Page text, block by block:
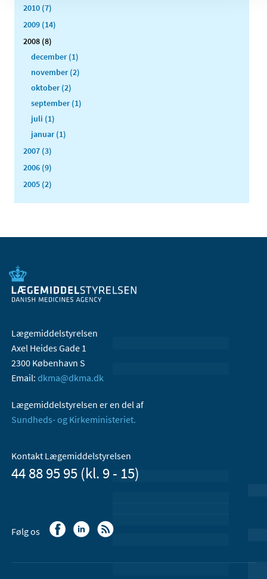
2010 (7)
2009 (14)
2008 (8)
december (1)
november (2)
oktober (2)
september (1)
juli (1)
januar (1)
2007 (3)
2006 (9)
2005 (2)
Lægemiddelstyrelsen
Axel Heides Gade 1
2300 København S
Email: dkma@dkma.dk
Lægemiddelstyrelsen er en del af
Sundheds- og Kirkeministeriet.
Kontakt Lægemiddelstyrelsen
44 88 95 95 (kl. 9 - 15)
Følg os